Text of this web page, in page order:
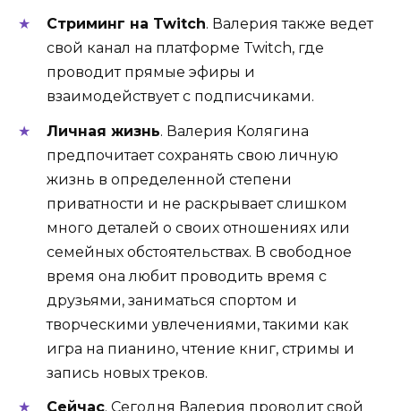
Стриминг на Twitch. Валерия также ведет
свой канал на платформе Twitch, где
проводит прямые эфиры и
взаимодействует с подписчиками.
Личная жизнь. Валерия Колягина
предпочитает сохранять свою личную
жизнь в определенной степени
приватности и не раскрывает слишком
много деталей о своих отношениях или
семейных обстоятельствах. В свободное
время она любит проводить время с
друзьями, заниматься спортом и
творческими увлечениями, такими как
игра на пианино, чтение книг, стримы и
запись новых треков.
Сейчас. Сегодня Валерия проводит свой